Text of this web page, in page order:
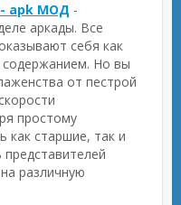
- apk МОД -
аркады. Все
себя как
Но вы
от пестрой
простому
как старшие, так и
различную